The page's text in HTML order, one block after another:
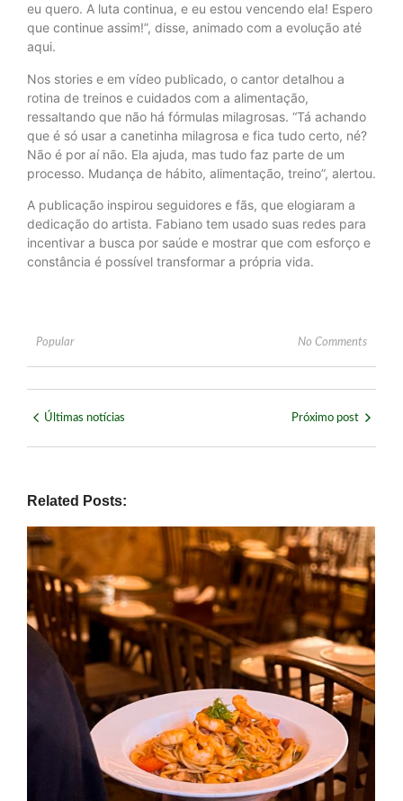
eu quero. A luta continua, e eu estou vencendo ela! Espero
que continue assim!”, disse, animado com a evolução até
aqui.
Nos stories e em vídeo publicado, o cantor detalhou a
rotina de treinos e cuidados com a alimentação,
ressaltando que não há fórmulas milagrosas. “Tá achando
que é só usar a canetinha milagrosa e fica tudo certo, né?
Não é por aí não. Ela ajuda, mas tudo faz parte de um
processo. Mudança de hábito, alimentação, treino”, alertou.
A publicação inspirou seguidores e fãs, que elogiaram a
dedicação do artista. Fabiano tem usado suas redes para
incentivar a busca por saúde e mostrar que com esforço e
constância é possível transformar a própria vida.
Popular No Comments
Últimas notícias Próximo post
Related Posts: